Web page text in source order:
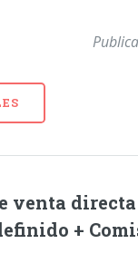
venta
+